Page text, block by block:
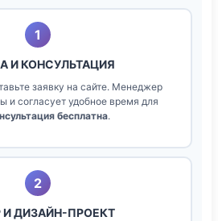
1
И КОНСУЛЬТАЦИЯ
заявку на сайте. Менеджер
и согласует удобное время для
бесплатна.
2
И ДИЗАЙН-ПРОЕКТ